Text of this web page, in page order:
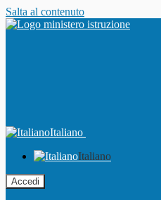
Salta al contenuto
Italiano
Italiano
Accedi